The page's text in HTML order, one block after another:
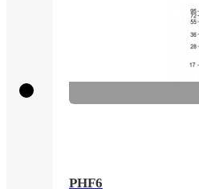
PHF6